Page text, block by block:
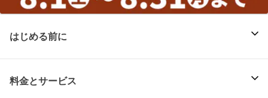
はじめる前に
料金とサービス